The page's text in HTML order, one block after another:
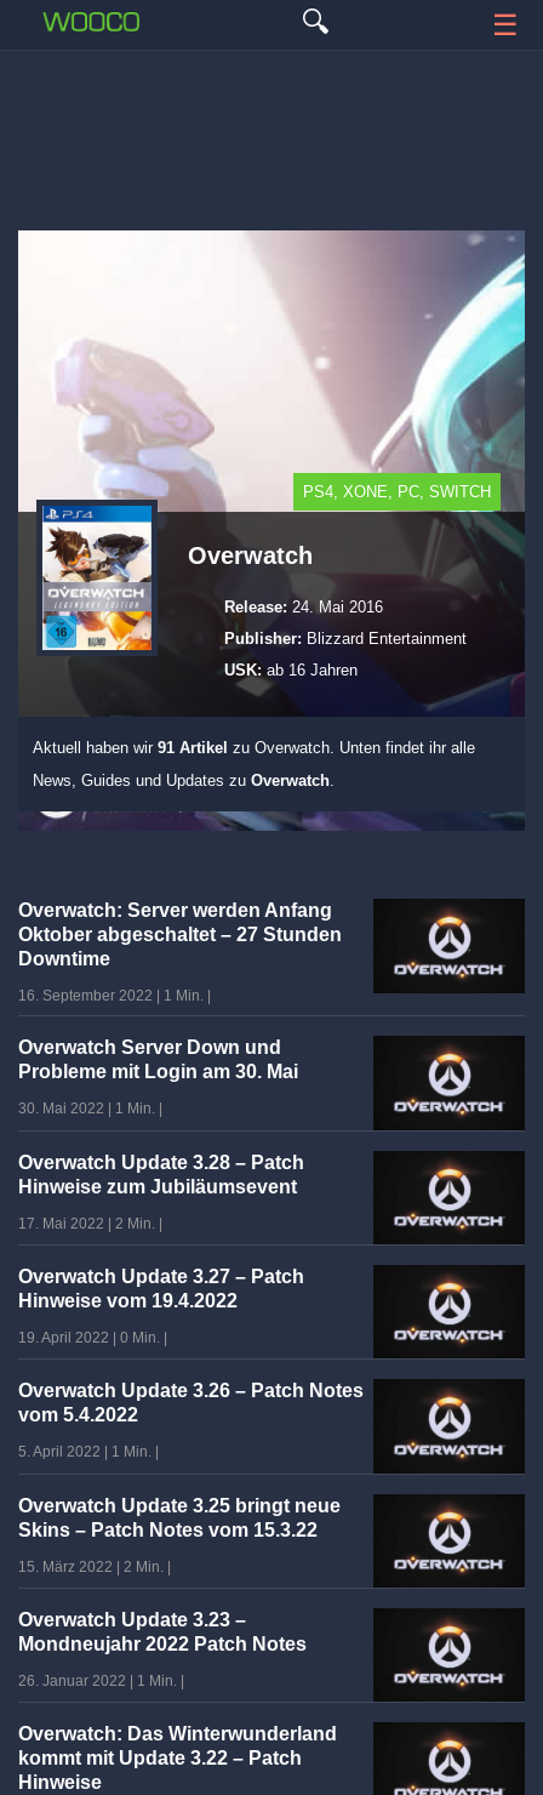
🔍 ☰
PS4, XONE, PC, SWITCH
Overwatch
Release: 24. Mai 2016
Publisher: Blizzard Entertainment
USK:ab 16 Jahren
Aktuell haben wir 91 Artikel zu Overwatch. Unten findet ihr alle
News, Guides und Updates zu Overwatch.
Overwatch: Server werden Anfang
Oktober abgeschaltet – 27 Stunden
Downtime
16. September 2022 1 Min.
Overwatch Server Down und
Probleme mit Login am 30. Mai
30. Mai 2022 1 Min.
Overwatch Update 3.28 – Patch
Hinweise zum Jubiläumsevent
17. Mai 2022 | 2 Min. |
Overwatch Update 3.27 – Patch
Hinweise vom 19.4.2022
19. April 2022 0 Min.
Overwatch Update 3.26 – Patch Notes
vom 5.4.2022
5. April 2022 1 Min.
Overwatch Update 3.25 bringt neue
Skins – Patch Notes vom 15.3.22
15. März 2022 | 2 Min. |
Overwatch Update 3.23 –
Mondneujahr 2022 Patch Notes
26. Januar 2022 1 Min.
Overwatch: Das Winterwunderland
kommt mit Update 3.22 – Patch
Hinweise